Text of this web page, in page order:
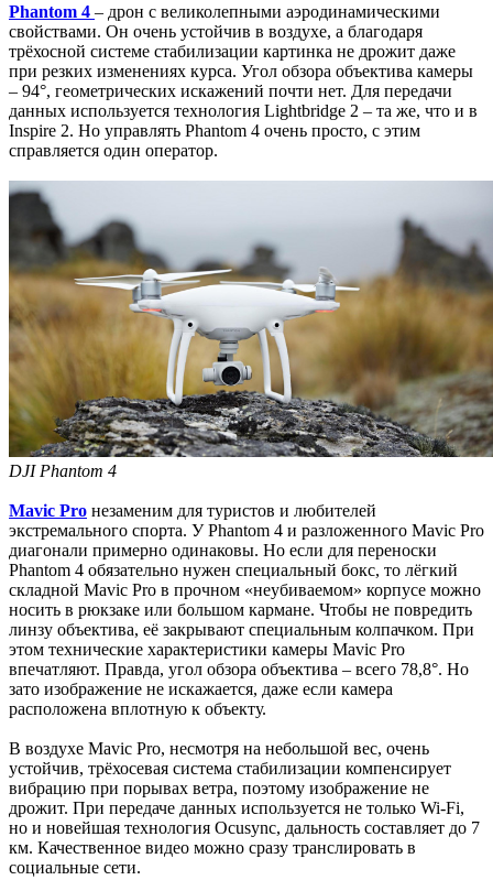
Phantom 4 – дрон с великолепными аэродинамическими
свойствами. Он очень устойчив в воздухе, а благодаря
трёхосной системе стабилизации картинка не дрожит даже
при резких изменениях курса. Угол обзора объектива камеры
– 94°, геометрических искажений почти нет. Для передачи
данных используется технология Lightbridge 2 – та же, что и в
Inspire 2. Но управлять Phantom 4 очень просто, с этим
справляется один оператор.
DJI Phantom 4
Mavic Pro незаменим для туристов и любителей
экстремального спорта. У Phantom 4 и разложенного Mavic Pro
диагонали примерно одинаковы. Но если для переноски
Phantom 4 обязательно нужен специальный бокс, то лёгкий
складной Mavic Pro в прочном «неубиваемом» корпусе можно
носить в рюкзаке или большом кармане. Чтобы не повредить
линзу объектива, её закрывают специальным колпачком. При
этом технические характеристики камеры Mavic Pro
впечатляют. Правда, угол обзора объектива – всего 78,8°. Но
зато изображение не искажается, даже если камера
расположена вплотную к объекту.
В воздухе Mavic Pro, несмотря на небольшой вес, очень
устойчив, трёхосевая система стабилизации компенсирует
вибрацию при порывах ветра, поэтому изображение не
дрожит. При передаче данных используется не только Wi-Fi,
но и новейшая технология Ocusync, дальность составляет до 7
км. Качественное видео можно сразу транслировать в
социальные сети.